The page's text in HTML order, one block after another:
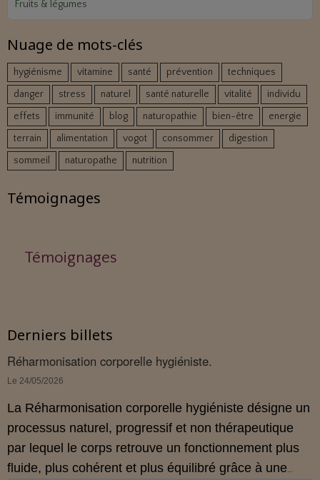
Fruits & légumes
Nuage de mots-clés
hygiénisme vitamine santé prévention
techniques
danger
stress naturel santé naturelle vitalité
individu
effets
immunité blog naturopathie bien-être
energie
terrain
alimentation vogot consommer
digestion
sommeil
naturopathe nutrition
Témoignages
Témoignages
Derniers billets
Réharmonisation corporelle hygiéniste.
Le 24/05/2026
La Réharmonisation corporelle hygiéniste désigne un
processus naturel, progressif et non thérapeutique
par lequel le corps retrouve un fonctionnement plus
fluide, plus cohérent et plus équilibré grâce à une